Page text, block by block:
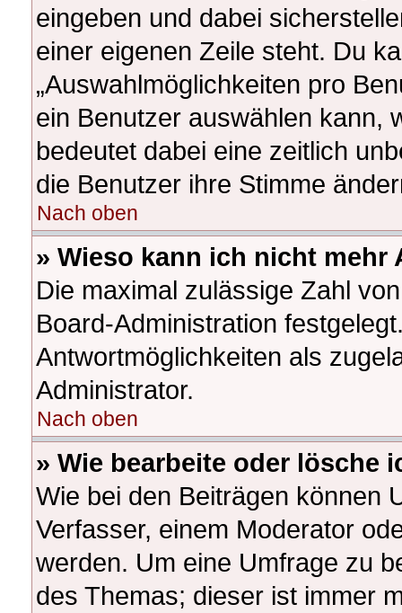
eingeben und dabei
einer eigenen Zeile steht. Du
„Auswahlmöglichkeiten pro
ein Benutzer auswählen kann,
bedeutet dabei eine zeitlich
die Benutzer ihre Stimme
Nach oben
» Wieso kann ich nicht
Die maximal zulässige Zahl
Board-Administration
Antwortmöglichkeiten als
Administrator.
Nach oben
» Wie bearbeite oder lösche
Wie bei den Beiträgen können
Verfasser, einem Moderator
werden. Um eine Umfrage zu
des Themas; dieser ist immer